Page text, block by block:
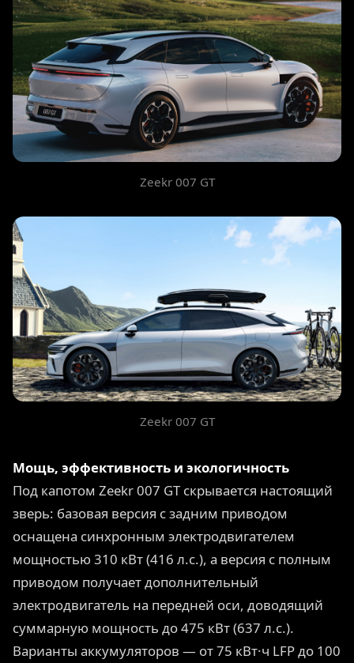
Zeekr 007 GT
Zeekr 007 GT
Мощь, эффективность и экологичность
Под капотом Zeekr 007 GT скрывается настоящий
зверь: базовая версия с задним приводом
оснащена синхронным электродвигателем
мощностью 310 кВт (416 л.с.), а версия с полным
приводом получает дополнительный
электродвигатель на передней оси, доводящий
суммарную мощность до 475 кВт (637 л.с.).
Варианты аккумуляторов — от 75 кВт·ч LFP до 100